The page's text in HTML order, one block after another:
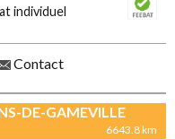
individuel
Contact
DE-GAMEVILLE
6643.8 km